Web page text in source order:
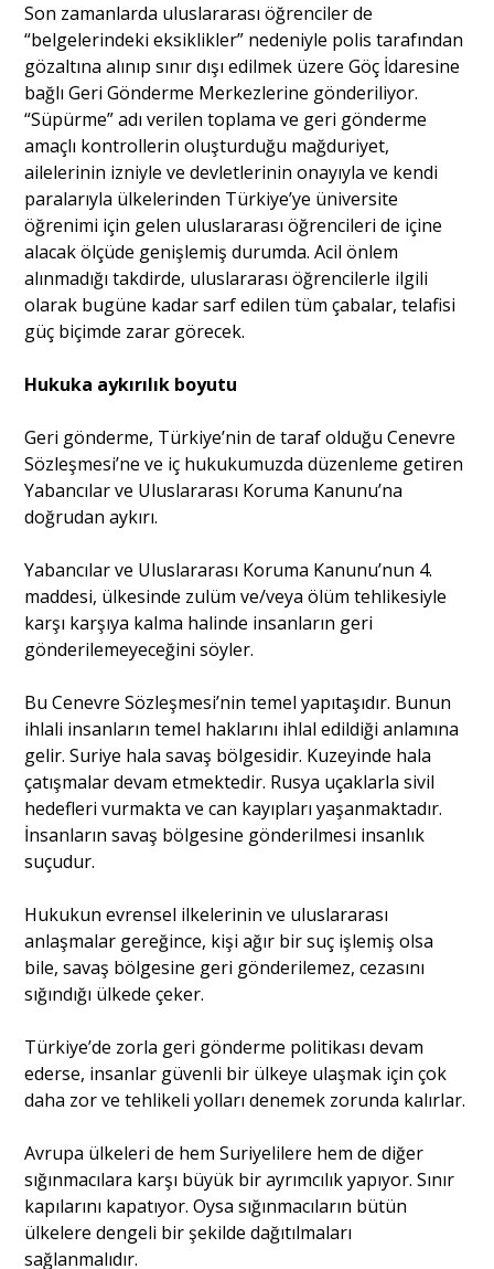
Son zamanlarda uluslararası öğrenciler de
“belgelerindeki eksiklikler” nedeniyle polis tarafından
gözaltına alınıp sınır dışı edilmek üzere Göç İdaresine
bağlı Geri Gönderme Merkezlerine gönderiliyor.
“Süpürme” adı verilen toplama ve geri gönderme
amaçlı kontrollerin oluşturduğu mağduriyet,
ailelerinin izniyle ve devletlerinin onayıyla ve kendi
paralarıyla ülkelerinden Türkiye’ye üniversite
öğrenimi için gelen uluslararası öğrencileri de içine
alacak ölçüde genişlemiş durumda. Acil önlem
alınmadığı takdirde, uluslararası öğrencilerle ilgili
olarak bugüne kadar sarf edilen tüm çabalar, telafisi
güç biçimde zarar görecek.
Hukuka aykırılık boyutu
Geri gönderme, Türkiye’nin de taraf olduğu Cenevre
Sözleşmesi’ne ve iç hukukumuzda düzenleme getiren
Yabancılar ve Uluslararası Koruma Kanunu’na
doğrudan aykırı.
Yabancılar ve Uluslararası Koruma Kanunu’nun 4.
maddesi, ülkesinde zulüm ve/veya ölüm tehlikesiyle
karşı karşıya kalma halinde insanların geri
gönderilemeyeceğini söyler.
Bu Cenevre Sözleşmesi’nin temel yapıtaşıdır. Bunun
ihlali insanların temel haklarını ihlal edildiği anlamına
gelir. Suriye hala savaş bölgesidir. Kuzeyinde hala
çatışmalar devam etmektedir. Rusya uçaklarla sivil
hedefleri vurmakta ve can kayıpları yaşanmaktadır.
İnsanların savaş bölgesine gönderilmesi insanlık
suçudur.
Hukukun evrensel ilkelerinin ve uluslararası
anlaşmalar gereğince, kişi ağır bir suç işlemiş olsa
bile, savaş bölgesine geri gönderilemez, cezasını
sığındığı ülkede çeker.
Türkiye’de zorla geri gönderme politikası devam
ederse, insanlar güvenli bir ülkeye ulaşmak için çok
daha zor ve tehlikeli yolları denemek zorunda kalırlar.
Avrupa ülkeleri de hem Suriyelilere hem de diğer
sığınmacılara karşı büyük bir ayrımcılık yapıyor. Sınır
kapılarını kapatıyor. Oysa sığınmacıların bütün
ülkelere dengeli bir şekilde dağıtılmaları
sağlanmalıdır.